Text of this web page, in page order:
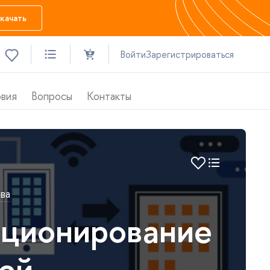
ойтиЗарегистрироваться
опросы Контакты